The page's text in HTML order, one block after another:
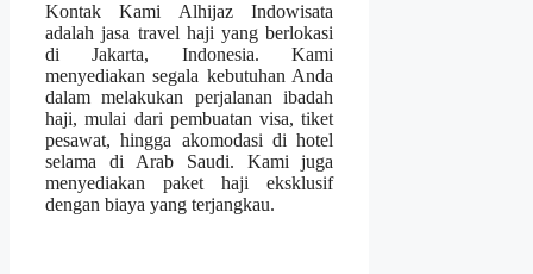
Kontak Kami Alhijaz Indowisata
adalah jasa travel haji yang berlokasi
di Jakarta, Indonesia. Kami
menyediakan segala kebutuhan Anda
dalam melakukan perjalanan ibadah
haji, mulai dari pembuatan visa, tiket
pesawat, hingga akomodasi di hotel
selama di Arab Saudi. Kami juga
menyediakan paket haji eksklusif
dengan biaya yang terjangkau.